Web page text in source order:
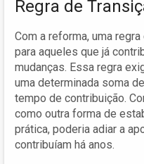
Regra de
Com a reforma, uma
para aqueles que já
mudanças. Essa regra
uma determinada soma
tempo de contribuição.
como outra forma de
prática, poderia adiar a
contribuíam há anos.